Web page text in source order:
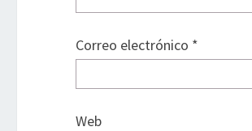
Correo electrónico *
Web